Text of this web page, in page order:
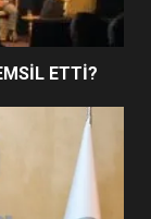
ETTİ?